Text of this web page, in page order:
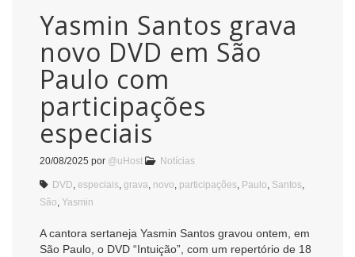
Yasmin Santos grava
novo DVD em São
Paulo com
participações
especiais
20/08/2025 por @uHost Notícias
DVD especiais grava novo participações Paulo Santos
São Yasmin
A cantora sertaneja Yasmin Santos gravou ontem, em
São Paulo, o DVD “Intuição”, com um repertório de 18